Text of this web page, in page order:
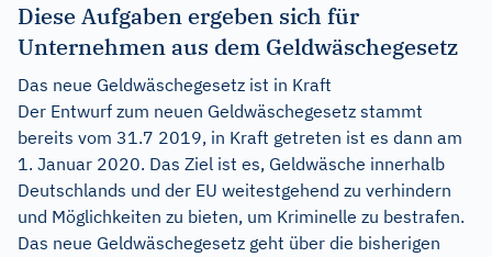
Diese Aufgaben ergeben sich für
Unternehmen aus dem Geldwäschegesetz
Das neue Geldwäschegesetz ist in Kraft
Der Entwurf zum neuen Geldwäschegesetz stammt
bereits vom 31.7 2019, in Kraft getreten ist es dann am
1. Januar 2020. Das Ziel ist es, Geldwäsche innerhalb
Deutschlands und der EU weitestgehend zu verhindern
und Möglichkeiten zu bieten, um Kriminelle zu bestrafen.
Das neue Geldwäschegesetz geht über die bisherigen